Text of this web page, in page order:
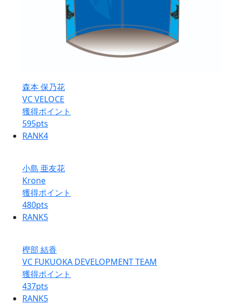
森本 保乃花
VC VELOCE
獲得ポイント
595pts
RANK4
小島 亜友花
Krone
獲得ポイント
480pts
RANK5
樫部 結香
VC FUKUOKA DEVELOPMENT TEAM
獲得ポイント
437pts
RANK5